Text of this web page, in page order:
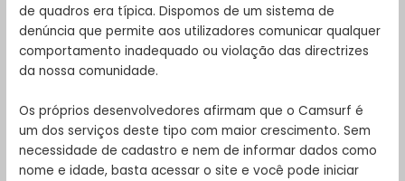
de quadros era típica. Dispomos de um sistema de
denúncia que permite aos utilizadores comunicar qualquer
comportamento inadequado ou violação das directrizes
da nossa comunidade.
Os próprios desenvolvedores afirmam que o Camsurf é
um dos serviços deste tipo com maior crescimento. Sem
necessidade de cadastro e nem de informar dados como
nome e idade, basta acessar o site e você pode iniciar